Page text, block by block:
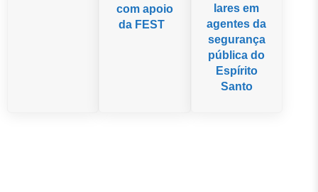
com apoio
da FEST
lares em
agentes da
segurança
pública do
Espírito
Santo